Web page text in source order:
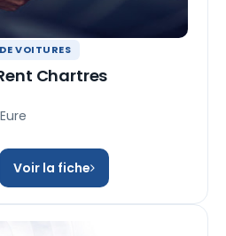
VOITURES
Chartres
Voir la fiche